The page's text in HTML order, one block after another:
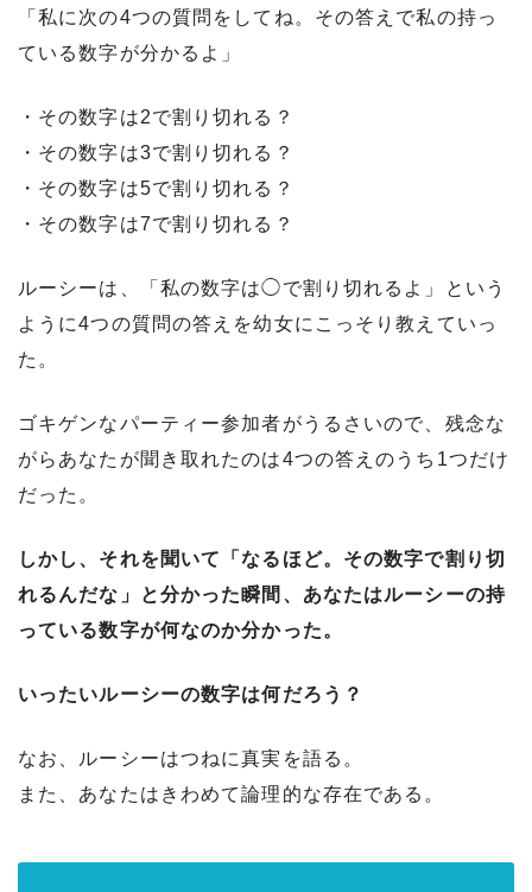
「私に次の4つの質問をしてね。その答えで私の持っ
ている数字が分かるよ」
・その数字は2で割り切れる？
・その数字は3で割り切れる？
・その数字は5で割り切れる？
・その数字は7で割り切れる？
ルーシーは、「私の数字は◯で割り切れるよ」という
ように4つの質問の答えを幼女にこっそり教えていっ
た。
ゴキゲンなパーティー参加者がうるさいので、残念な
がらあなたが聞き取れたのは4つの答えのうち1つだけ
だった。
しかし、それを聞いて「なるほど。その数字で割り切
れるんだな」と分かった瞬間、あなたはルーシーの持
っている数字が何なのか分かった。
いったいルーシーの数字は何だろう？
なお、ルーシーはつねに真実を語る。
また、あなたはきわめて論理的な存在である。